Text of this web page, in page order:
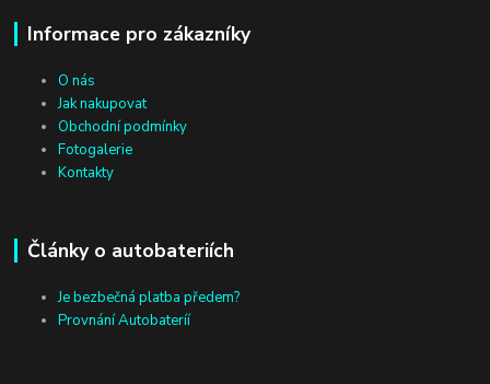
Informace pro zákazníky
O nás
Jak nakupovat
Obchodní podmínky
Fotogalerie
Kontakty
Články o autobateriích
Je bezbečná platba předem?
Provnání Autobateríí